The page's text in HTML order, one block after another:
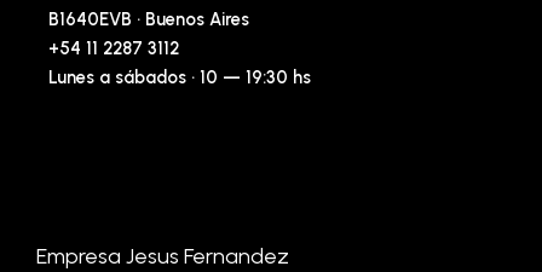
B1640EVB · Buenos Aires
+54 11 2287 3112
Lunes a sábados · 10 — 19:30 hs
Empresa Jesus Fernandez